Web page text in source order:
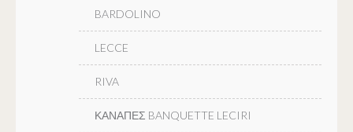
BARDOLINO
LECCE
RIVA
ΚΑΝΑΠΕΣ BANQUETTE LECIRI